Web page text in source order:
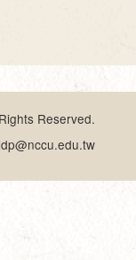
Reserved.